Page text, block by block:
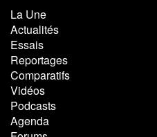
La Une
Actualités
Essais
Reportages
Comparatifs
Vidéos
Podcasts
Agenda